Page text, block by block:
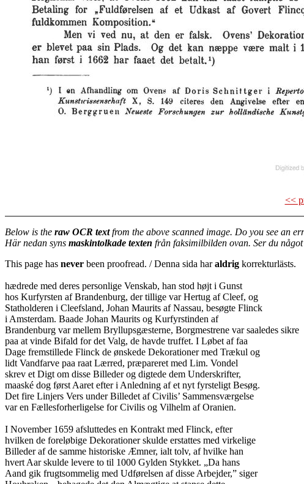
<<
Below is the raw OCR textfrom the above scanned image. Do you see an
Här nedan syns maskintolkade texten från faksimilbilden ovan. Ser du
This page has never been proofread. / Denna sida haraldrig korrekturlästs.
hædrede med deres personlige Venskab, han stod højt i Gunst
hos Kurfyrsten af Brandenburg, der tillige var Hertug af Cleef, og
Statholderen i Cleefsland, Johan Maurits af Nassau, besøgte Flinck
i Amsterdam. Baade Johan Maurits og Kurfyrstinden af
Brandenburg var mellem Bryllupsgæsterne, Borgmestrene var saaledes sikre
paa at vinde Bifald for det Valg, de havde truffet. I Løbet af faa
Dage fremstillede Flinck de ønskede Dekorationer med Trækul og
lidt Vandfarve paa raat Lærred, præpareret med Lim. Vondel
skrev et Digt om disse Billeder og digtede dem Underskrifter,
maaské dog først Aaret efter i Anledning af et nyt fyrsteligt Besøg.
Det fire Linjers Vers under Billedet af Civilis’ Sammensværgelse
var en Fællesforherligelse for Civilis og Vilhelm af Oranien.
I November 1659 afsluttedes en Kontrakt med Flinck, efter
hvilken de foreløbige Dekorationer skulde erstattes med virkelige
Billeder af de samme historiske Æmner, ialt tolv, af hvilke han
hvert Aar skulde levere to til 1000 Gylden Stykket. „Da hans
Aand gik frugtsommelig med Udførelsen af disse Arbejder,” siger